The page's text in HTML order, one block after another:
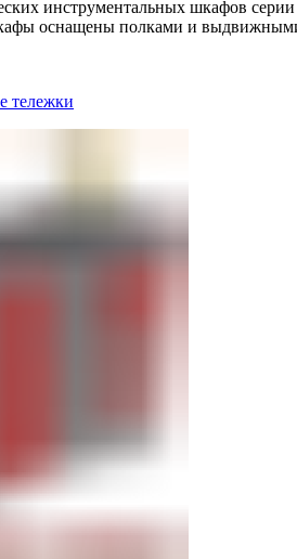
инструментальных шкафов
оснащены полками и
тележки